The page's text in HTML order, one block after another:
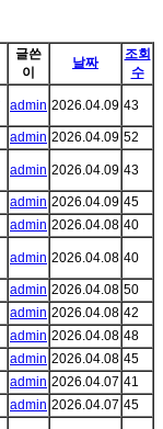
글쓴
이
날짜
조회
수
admin 2026.04.09 43
admin 2026.04.09 52
admin 2026.04.09 43
admin 2026.04.09 45
admin 2026.04.08 40
admin 2026.04.08 40
admin 2026.04.08 50
admin 2026.04.08 42
admin 2026.04.08 48
admin 2026.04.08 45
admin 2026.04.07 41
admin 2026.04.07 45